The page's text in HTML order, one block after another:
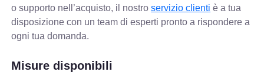
o supporto nell’acquisto, il nostroservizio clienti è a tua
disposizione con un team di esperti pronto a rispondere a
ogni tua domanda.
Misure disponibili